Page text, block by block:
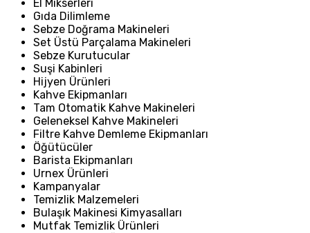
El Mikserleri
Gıda Dilimleme
Sebze Doğrama Makineleri
Set Üstü Parçalama Makineleri
Sebze Kurutucular
Suşi Kabinleri
Hijyen Ürünleri
Kahve Ekipmanları
Tam Otomatik Kahve Makineleri
Geleneksel Kahve Makineleri
Filtre Kahve Demleme Ekipmanları
Öğütücüler
Barista Ekipmanları
Urnex Ürünleri
Kampanyalar
Temizlik Malzemeleri
Bulaşık Makinesi Kimyasalları
Mutfak Temizlik Ürünleri